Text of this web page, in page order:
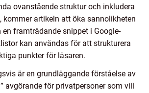
ovanstående struktur och inkludera
kommer artikeln att öka sannolikheten
framträdande snippet i Google-
kan användas för att strukturera
punkter för läsaren.
är en grundläggande förståelse av
avgörande för privatpersoner som vill